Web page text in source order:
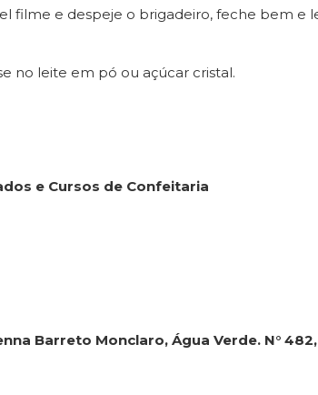
filme e despeje o brigadeiro, feche bem e
no leite em pó ou açúcar cristal.
e Cursos de Confeitaria
Barreto Monclaro, Água Verde. N° 482,